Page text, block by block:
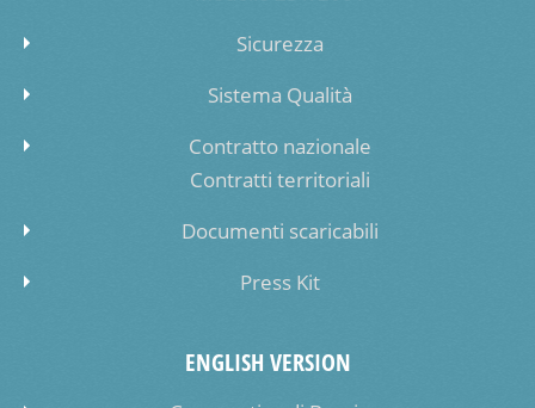
Sicurezza
Sistema Qualità
Contratto nazionale
Contratti territoriali
Documenti scaricabili
Press Kit
ENGLISH VERSION